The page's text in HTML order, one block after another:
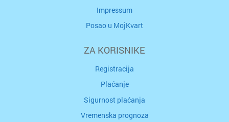
Impressum
Posao u MojKvart
ZA KORISNIKE
Registracija
Plaćanje
Sigurnost plaćanja
Vremenska prognoza